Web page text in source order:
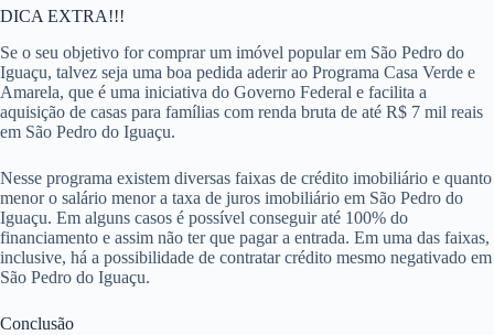
DICA EXTRA!!!
Se o seu objetivo for comprar um imóvel popular em São Pedro do
Iguaçu, talvez seja uma boa pedida aderir ao Programa Casa Verde e
Amarela, que é uma iniciativa do Governo Federal e facilita a
aquisição de casas para famílias com renda bruta de até R$ 7 mil reais
em São Pedro do Iguaçu.
Nesse programa existem diversas faixas de crédito imobiliário e quanto
menor o salário menor a taxa de juros imobiliário em São Pedro do
Iguaçu. Em alguns casos é possível conseguir até 100% do
financiamento e assim não ter que pagar a entrada. Em uma das faixas,
inclusive, há a possibilidade de contratar crédito mesmo negativado em
São Pedro do Iguaçu.
Conclusão